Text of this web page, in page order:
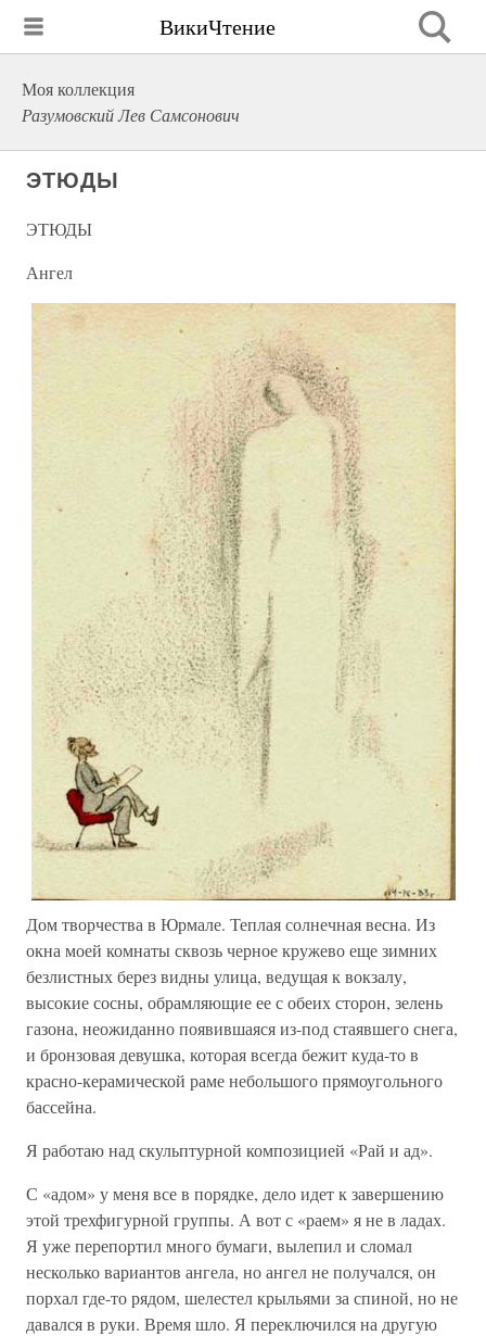
ВикиЧтение
Моя коллекция
Разумовский Лев Самсонович
ЭТЮДЫ
ЭТЮДЫ
Ангел
Дом творчества в Юрмале. Теплая солнечная весна. Из
окна моей комнаты сквозь черное кружево еще зимних
безлистных берез видны улица, ведущая к вокзалу,
высокие сосны, обрамляющие ее с обеих сторон, зелень
газона, неожиданно появившаяся из-под стаявшего снега,
и бронзовая девушка, которая всегда бежит куда-то в
красно-керамической раме небольшого прямоугольного
бассейна.
Я работаю над скульптурной композицией «Рай и ад».
С «адом» у меня все в порядке, дело идет к завершению
этой трехфигурной группы. А вот с «раем» я не в ладах.
Я уже перепортил много бумаги, вылепил и сломал
несколько вариантов ангела, но ангел не получался, он
порхал где-то рядом, шелестел крыльями за спиной, но не
давался в руки. Время шло. Я переключился на другую